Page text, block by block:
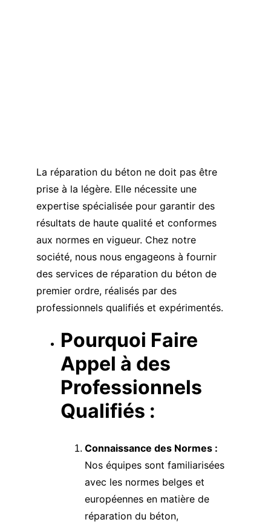
La réparation du béton ne doit pas être
prise à la légère. Elle nécessite une
expertise spécialisée pour garantir des
résultats de haute qualité et conformes
aux normes en vigueur. Chez notre
société, nous nous engageons à fournir
des services de réparation du béton de
premier ordre, réalisés par des
professionnels qualifiés et expérimentés.
Pourquoi Faire
Appel à des
Professionnels
Qualifiés :
Connaissance des Normes :
Nos équipes sont familiarisées
avec les normes belges et
européennes en matière de
réparation du béton,